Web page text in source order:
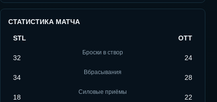
СТАТИСТИКА МАТЧА
STL OTT
32
Броски в створ
24
34
Вбрасывания
28
18
Силовые приёмы
22